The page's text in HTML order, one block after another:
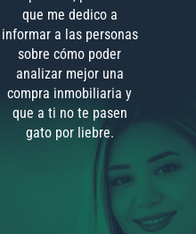
que me dedico a
informar a las personas
sobre cómo poder
analizar mejor una
compra inmobiliaria y
que a ti no te pasen
gato por liebre.